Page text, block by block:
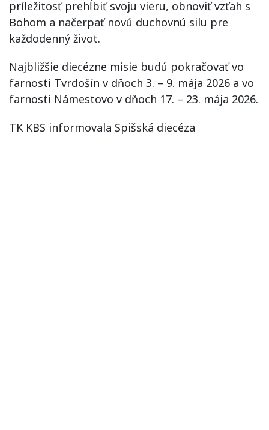
príležitosť prehĺbiť svoju vieru, obnoviť vzťah s
Bohom a načerpať novú duchovnú silu pre
každodenný život.
Najbližšie diecézne misie budú pokračovať vo
farnosti Tvrdošín v dňoch 3. – 9. mája 2026 a vo
farnosti Námestovo v dňoch 17. – 23. mája 2026.
TK KBS informovala Spišská diecéza